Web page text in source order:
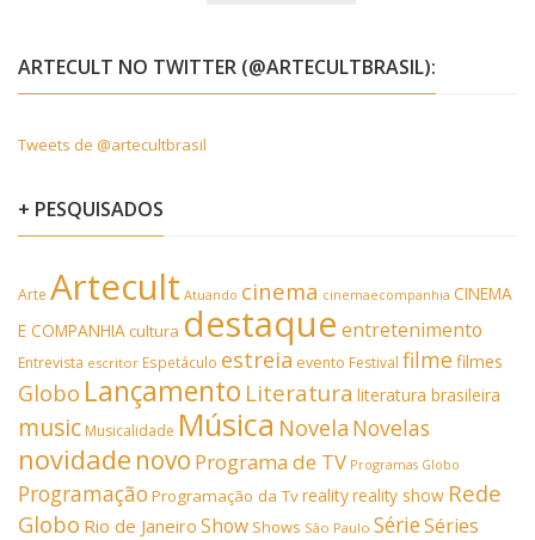
ARTECULT NO TWITTER (@ARTECULTBRASIL):
Tweets de @artecultbrasil
+ PESQUISADOS
Arte Artecult Atuando cinema cinemaecompanhia CINEMA
E COMPANHIAcultura destaque entretenimento
Entrevista escritor Espetáculo estreia evento Festival filmefilmes
Globo Lançamento Literatura literatura brasileira
music Musicalidade Música Novela Novelas
novidade novo Programa de TV Programas Globo
Programação Programação da Tvrealityreality show Rede
Globo Rio de Janeiro Show Shows São Paulo SérieSéries